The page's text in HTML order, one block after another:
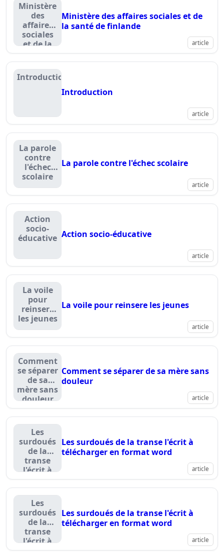
Ministère
des
affaires
sociales
et de la
santé de
finlande
Ministère des affaires sociales et de
la santé de finlande
article
Introduction
Introduction
article
La parole
contre
l'échec
scolaire
La parole contre l'échec scolaire
article
Action
socio-
éducative Action socio-éducative
article
La voile
pour
reinsere
les jeunes
La voile pour reinsere les jeunes
article
Comment
se séparer
de sa
mère sans
douleur
Comment se séparer de sa mère sans
douleur
article
Les
surdoués
de la
transe
l'écrit à
télécharger
en format
word
Les surdoués de la transe l'écrit à
télécharger en format word
article
Les
surdoués
de la
transe
l'écrit à
télécharger
Les surdoués de la transe l'écrit à
télécharger en format word
article